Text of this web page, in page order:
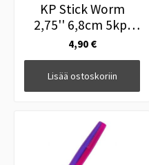
KP Stick Worm
2,75'' 6,8cm 5kpl
083
4,90 €
Lisää ostoskoriin